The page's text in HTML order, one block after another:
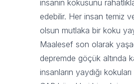
insanın kokusunu
edebilir. Her insan temiz
olsun mutlaka bir koku
Maalesef son olarak
depremde göçük altında
insanların yaydığı